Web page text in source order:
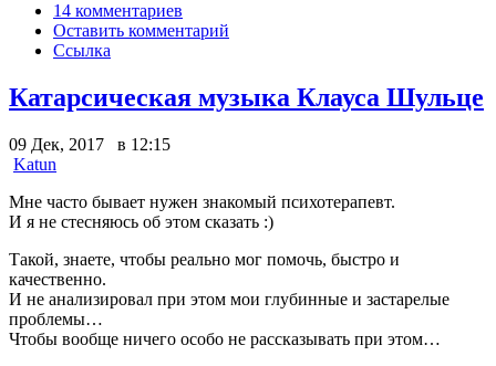
14 комментариев
Оставить комментарий
Ссылка
Катарсическая музыка Клауса Шульце
09 Дек, 2017 в 12:15
Katun
Мне часто бывает нужен знакомый психотерапевт.
И я не стесняюсь об этом сказать :)
Такой, знаете, чтобы реально мог помочь, быстро и
качественно.
И не анализировал при этом мои глубинные и застарелые
проблемы…
Чтобы вообще ничего особо не рассказывать при этом…